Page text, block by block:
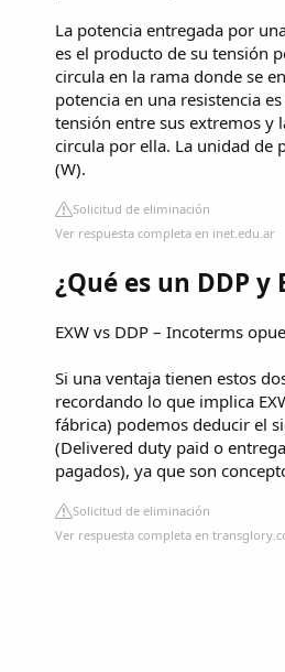
La potencia entregada por
es el producto de su tensión
circula en la rama donde se
potencia en una resistencia
tensión entre sus extremos y
circula por ella. La unidad de
(W).
Solicitud de eliminación
Ver respuesta completa en inet.edu.ar
¿Qué es un DDP y
EXW vs DDP – Incoterms
Si una ventaja tienen estos
recordando lo que implica
fábrica) podemos deducir el
(Delivered duty paid o
pagados), ya que son
Solicitud de eliminación
Ver respuesta completa en